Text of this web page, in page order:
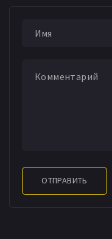
ОТПРАВИТЬ